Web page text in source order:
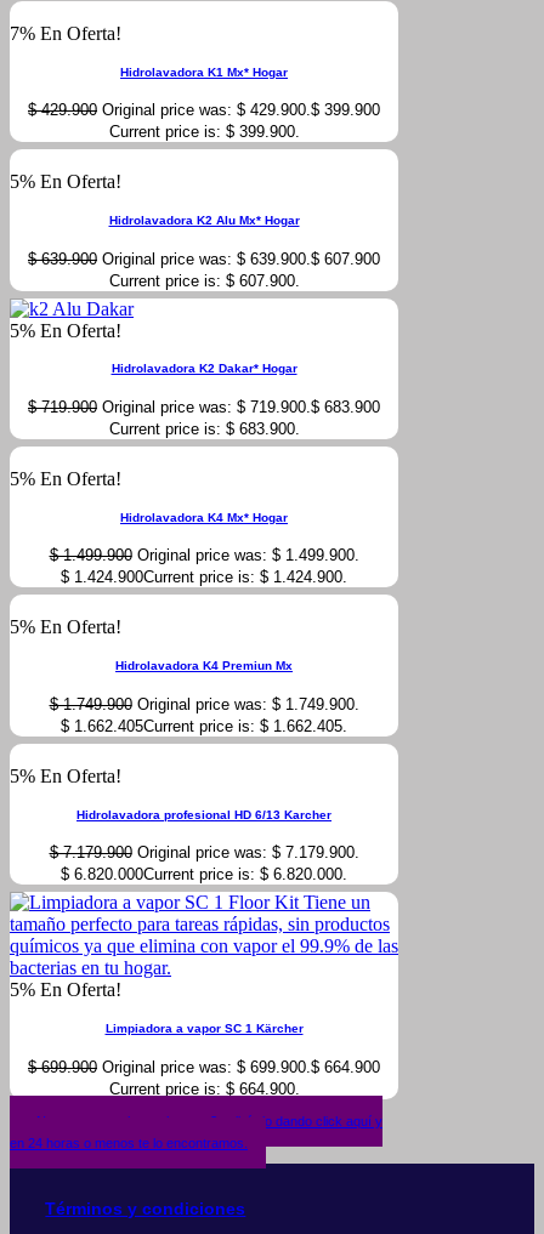
7% En Oferta!
Hidrolavadora K1 Mx* Hogar
$429.900 Original price was: $ 429.900.$ 399.900
Current price is: $ 399.900.
5% En Oferta!
Hidrolavadora K2 Alu Mx* Hogar
$639.900 Original price was: $ 639.900. $ 607.900
Current price is: $ 607.900.
5% En Oferta!
Hidrolavadora K2 Dakar* Hogar
$719.900 Original price was: $ 719.900.$ 683.900
Current price is: $ 683.900.
5% En Oferta!
Hidrolavadora K4 Mx* Hogar
$1.499.900 Original price was: $ 1.499.900.
$ 1.424.900Current price is: $ 1.424.900.
5% En Oferta!
Hidrolavadora K4 Premiun Mx
$1.749.900 Original price was: $ 1.749.900.
$ 1.662.405Current price is: $ 1.662.405.
5% En Oferta!
Hidrolavadora profesional HD 6/13 Karcher
$7.179.900 Original price was: $ 7.179.900.
$ 6.820.000Current price is: $ 6.820.000.
5% En Oferta!
Limpiadora a vapor SC 1 Kärcher
$699.900 Original price was: $ 699.900. $ 664.900
Current price is: $ 664.900.
¿No encuentras lo que buscas? solicítalo dando click aquí y
en 24 horas o menos te lo encontramos.
Términos y condiciones